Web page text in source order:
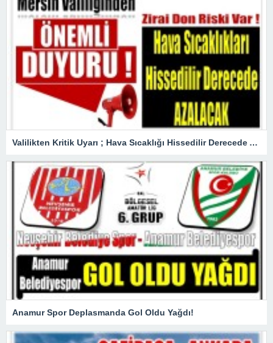
Valilikten Kritik Uyarı ; Hava Sıcaklığı Hissedilir Derecede Azalacak!
Anamur Spor Deplasmanda Gol Oldu Yağdı!